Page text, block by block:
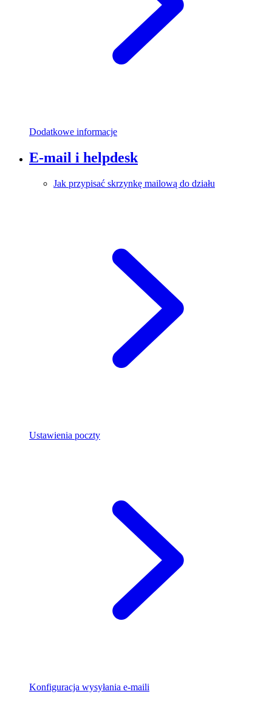
Dodatkowe informacje
E-mail i helpdesk
Jak przypisać skrzynkę mailową do działu
Ustawienia poczty
Konfiguracja wysyłania e-maili